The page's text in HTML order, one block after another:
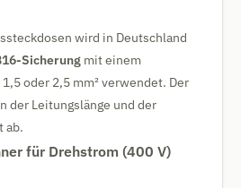
wird in Deutschland
Sicherung mit einem
oder 2,5 mm² verwendet. Der
der Leitungslänge und der
ab.
für Drehstrom (400 V)